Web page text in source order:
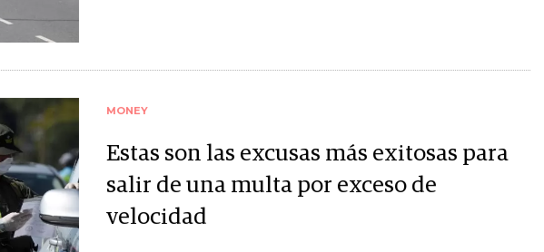
MONEY
Estas son las excusas más exitosas para
salir de una multa por exceso de
velocidad